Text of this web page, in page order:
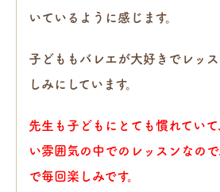
いているように感じます。
子どももバレエが大好きでレッ
しみにしています。
先生も子どもにとても慣れていて
い雰囲気の中でのレッスンなの
で毎回楽しみです。